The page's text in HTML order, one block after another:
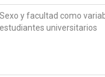
Sexo y facultad como
estudiantes universitarios